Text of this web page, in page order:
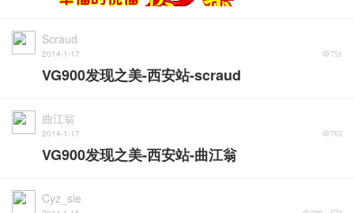
Scraud
2014-1-17 751
VG900发现之美-西安站-scraud
曲江翁
2014-1-17 765
VG900发现之美-西安站-曲江翁
Cyz_sie